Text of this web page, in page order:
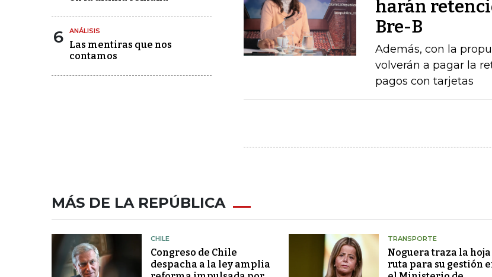
6 ANÁLISIS
Las mentiras que nos
contamos
harán
Bre-B
Además, con la
volverán a pagar la
pagos con tarjetas
MÁS DE LA REPÚBLICA
CHILE
Congreso de Chile
despacha a la ley amplia
TRANSPORTE
Noguera traza la hoja
ruta para su gestión